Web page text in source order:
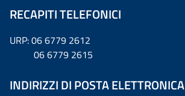
RECAPITI TELEFONICI
URP: 06 6779 2612
06 6779 2615
INDIRIZZI DI POSTA ELETTRONICA